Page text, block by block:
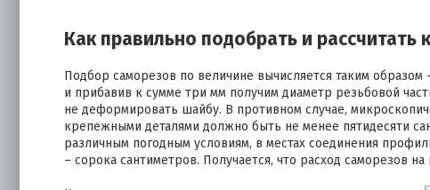
Как правильно подобрать и
Подбор саморезов по величине вычисляется таким
и прибавив к сумме три мм получим диаметр резьбовой
не деформировать шайбу. В противном случае,
крепежными деталями должно быть не менее пятидесяти
различным погодным условиям, в местах соединения
– сорока сантиметров. Получается, что расход саморезов